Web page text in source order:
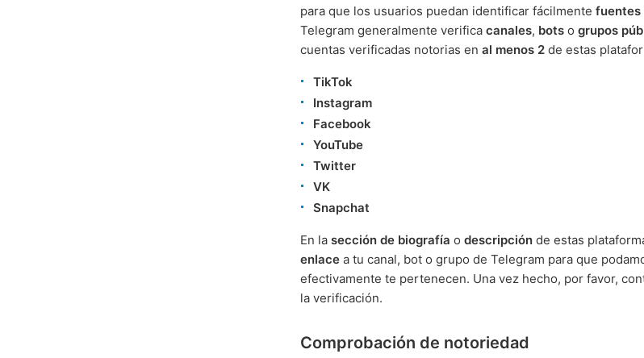
para que los usuarios puedan identificar fácilmente
Telegram generalmente verifica canales, bots o grupos
cuentas verificadas notorias en al menos 2 de estas
TikTok
Instagram
Facebook
YouTube
Twitter
VK
Snapchat
En la sección de biografía o descripción de estas
enlace a tu canal, bot o grupo de Telegram para que
efectivamente te pertenecen. Una vez hecho, por favor,
la verificación.
Comprobación de notoriedad